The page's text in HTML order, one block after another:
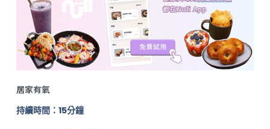
居家有氧
持續時間：15分鐘